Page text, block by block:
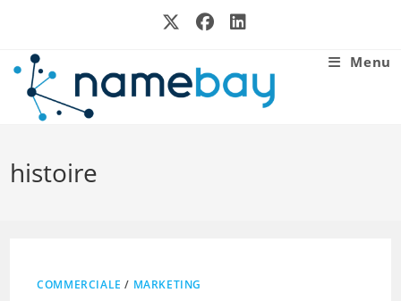
Menu
histoire
COMMERCIALE / MARKETING